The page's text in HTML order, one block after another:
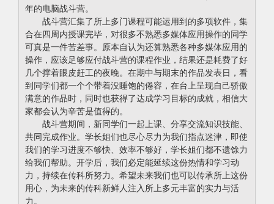
年的电脑战斗营。
战斗营汇集了所上多门课程可能运用到的多项软件，集
合在四周内授课完毕，对很多不熟悉多媒体应用操作的同学
可真是一件苦差事。原本自认为还算熟悉各种多媒体应用的
操作，应该足够应付战斗营的课程作业，结果还是耗费了好
几个撑着眼皮赶工的夜晚。在期中与期末的作品发表日，看
到同学们都一个个带着没睡饱的倦容，在台上呈现自己骄傲
满意的作品时，同时也获得了达成学习目标的成就，相信大
家都会认为辛苦是值得的。
战斗营期间，新同学们一起上课、分享交流知识技能、
共同完成作业。学长姐们也尽心尽力为我们指点迷津，即使
我们的学习进度不够快、效率不够好，学长姐们都不遗馀力
给我们帮助。开学后，我们必定能延续这份热情和学习动
力，持续在传科所努力。希望未来我们也可以传承所上这份
用心，为未来的传科新鲜人注入所上多元丰富的实力与活
力。